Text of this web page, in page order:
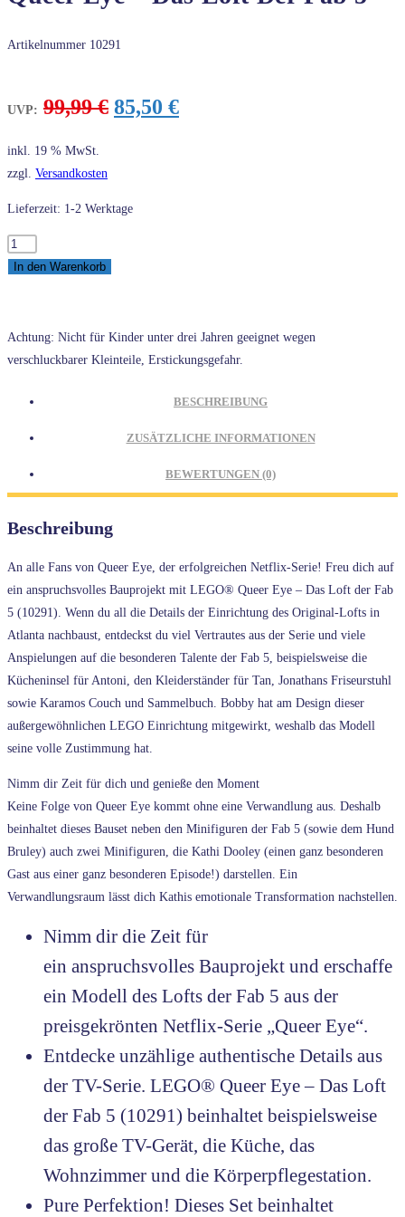
Artikelnummer 10291
UVP: 99,99€ Ursprünglicher
85,50 €Aktueller
inkl. 19 % MwSt.
zzgl. Versandkosten
Lieferzeit: 1-2 Werktage
LEGO®
Creator
Queer
Eye
5
In den Warenkorb
Achtung: Nicht für Kinder unter drei Jahren geeignet wegen
verschluckbarer Kleinteile, Erstickungsgefahr.
BESCHREIBUNG
ZUSÄTZLICHE INFORMATIONEN
BEWERTUNGEN (0)
Beschreibung
An alle Fans von Queer Eye, der erfolgreichen Netflix-Serie! Freu dich auf
ein anspruchsvolles Bauprojekt mit LEGO® Queer Eye – Das Loft der Fab
5 (10291). Wenn du all die Details der Einrichtung des Original-Lofts in
Atlanta nachbaust, entdeckst du viel Vertrautes aus der Serie und viele
Anspielungen auf die besonderen Talente der Fab 5, beispielsweise die
Kücheninsel für Antoni, den Kleiderständer für Tan, Jonathans Friseurstuhl
sowie Karamos Couch und Sammelbuch. Bobby hat am Design dieser
außergewöhnlichen LEGO Einrichtung mitgewirkt, weshalb das Modell
seine volle Zustimmung hat.
Nimm dir Zeit für dich und genieße den Moment
Keine Folge von Queer Eye kommt ohne eine Verwandlung aus. Deshalb
beinhaltet dieses Bauset neben den Minifiguren der Fab 5 (sowie dem Hund
Bruley) auch zwei Minifiguren, die Kathi Dooley (einen ganz besonderen
Gast aus einer ganz besonderen Episode!) darstellen. Ein
Verwandlungsraum lässt dich Kathis emotionale Transformation nachstellen.
Nimm dir die Zeit für
ein anspruchsvolles Bauprojekt und erschaffe
ein Modell des Lofts der Fab 5 aus der
preisgekrönten Netflix-Serie „Queer Eye“.
Entdecke unzählige authentische Details aus
der TV-Serie. LEGO® Queer Eye – Das Loft
der Fab 5 (10291) beinhaltet beispielsweise
das große TV-Gerät, die Küche, das
Wohnzimmer und die Körperpflegestation.
Pure Perfektion! Dieses Set beinhaltet